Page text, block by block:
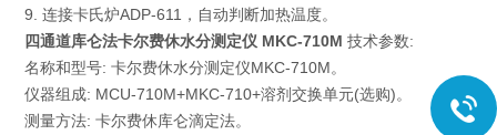
9. 连接卡氏炉ADP-611，自动判断加热温度。
四通道库仑法卡尔费休水分测定仪 MKC-710M 技术参数:
名称和型号: 卡尔费休水分测定仪MKC-710M。
仪器组成: MCU-710M+MKC-710+溶剂交换单元(选购)。
测量方法: 卡尔费休库仑滴定法。